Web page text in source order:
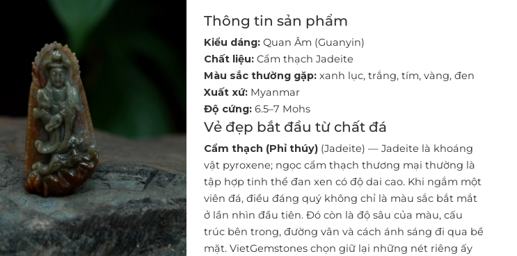
Thông tin sản phẩm
Kiểu dáng: Quan Âm (Guanyin)
Chất liệu: Cẩm thạch Jadeite
Màu sắc thường gặp: xanh lục, trắng, tím, vàng, đen
Xuất xứ: Myanmar
Độ cứng: 6.5–7 Mohs
Vẻ đẹp bắt đầu từ chất đá
Cẩm thạch (Phỉ thúy) (Jadeite) — Jadeite là khoáng
vật pyroxene; ngọc cẩm thạch thương mại thường là
tập hợp tinh thể đan xen có độ dai cao. Khi ngắm một
viên đá, điều đáng quý không chỉ là màu sắc bắt mắt
ở lần nhìn đầu tiên. Đó còn là độ sâu của màu, cấu
trúc bên trong, đường vân và cách ánh sáng đi qua bề
mặt. VietGemstones chọn giữ lại những nét riêng ấy